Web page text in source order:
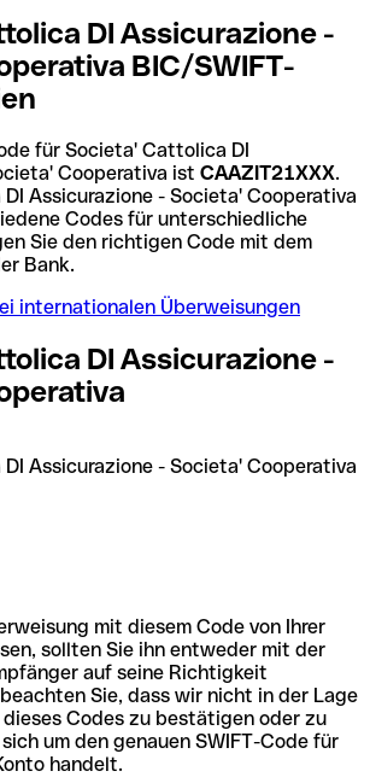
DI Assicurazione -
BIC/SWIFT-
für Societa' Cattolica DI
Cooperativa ist CAAZIT21XXX.
Assicurazione - Societa' Cooperativa
Codes für unterschiedliche
Sie den richtigen Code mit dem
Bank.
internationalen Überweisungen
DI Assicurazione -
Assicurazione - Societa' Cooperativa
mit diesem Code von Ihrer
sollten Sie ihn entweder mit der
auf seine Richtigkeit
Sie, dass wir nicht in der Lage
Codes zu bestätigen oder zu
um den genauen SWIFT-Code für
handelt.